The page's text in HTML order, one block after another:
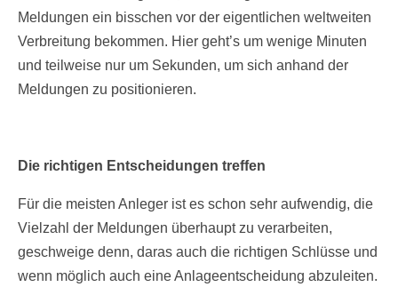
Meldungen ein bisschen vor der eigentlichen weltweiten
Verbreitung bekommen. Hier geht’s um wenige Minuten
und teilweise nur um Sekunden, um sich anhand der
Meldungen zu positionieren.
Die richtigen Entscheidungen treffen
Für die meisten Anleger ist es schon sehr aufwendig, die
Vielzahl der Meldungen überhaupt zu verarbeiten,
geschweige denn, daras auch die richtigen Schlüsse und
wenn möglich auch eine Anlageentscheidung abzuleiten.